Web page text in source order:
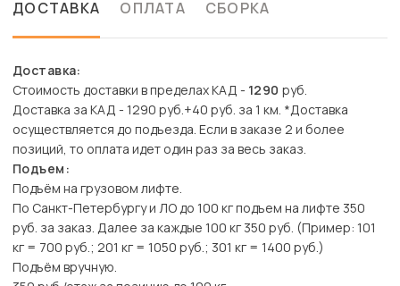
ДОСТАВКА ОПЛАТА СБОРКА
Доставка:
Стоимость доставки в пределах КАД - 1290 руб.
Доставка за КАД - 1290 руб.+40 руб. за 1 км. *Доставка
осуществляется до подъезда. Если в заказе 2 и более
позиций, то оплата идет один раз за весь заказ.
Подъем:
Подъём на грузовом лифте.
По Санкт-Петербургу и ЛО до 100 кг подъем на лифте 350
руб. за заказ. Далее за каждые 100 кг 350 руб. (Пример: 101
кг = 700 руб.; 201 кг = 1050 руб.; 301 кг = 1400 руб.)
Подъём вручную.